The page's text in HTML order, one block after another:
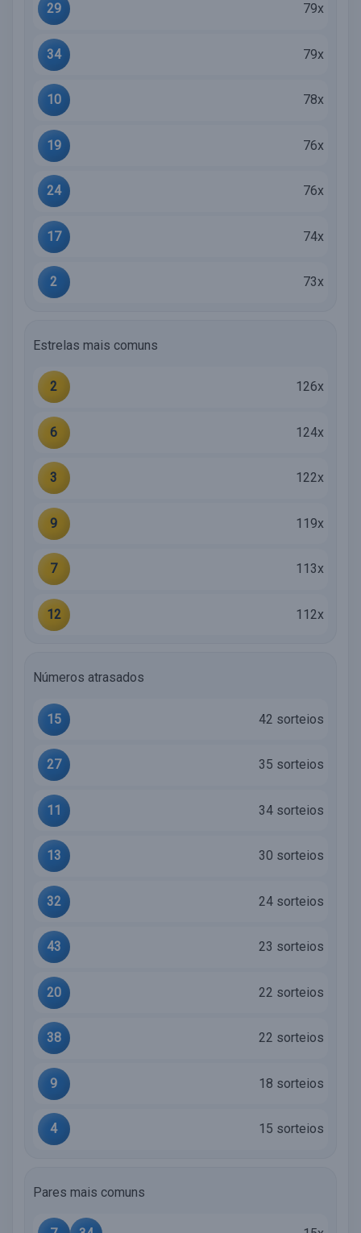
29 79x
34 79x
10 78x
19 76x
24 76x
17 74x
2 73x
Estrelas mais comuns
2 126x
6 124x
3 122x
9 119x
7 113x
12 112x
Números atrasados
15 42 sorteios
27 35 sorteios
11 34 sorteios
13 30 sorteios
32 24 sorteios
43 23 sorteios
20 22 sorteios
38 22 sorteios
9 18 sorteios
4 15 sorteios
Pares mais comuns